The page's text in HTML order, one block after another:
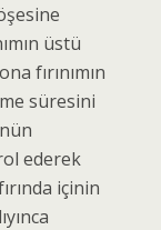
üstü
fırınımın
süresini
ederek
içinin